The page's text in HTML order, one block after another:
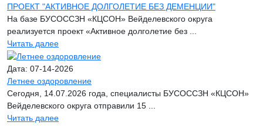
ПРОЕКТ "АКТИВНОЕ ДОЛГОЛЕТИЕ БЕЗ ДЕМЕНЦИИ"
На базе БУСОССЗН «КЦСОН» Вейделевского округа
реализуется проект «Активное долголетие без ...
Читать далее
Дата: 07-14-2026
Летнее оздоровление
Сегодня, 14.07.2026 года, специалисты БУСОССЗН «КЦСОН»
Вейделевского округа отправили 15 ...
Читать далее